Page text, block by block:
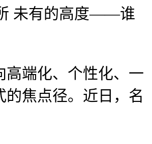
未有的高度——谁
端化、个性化、一
焦点径。近日，名